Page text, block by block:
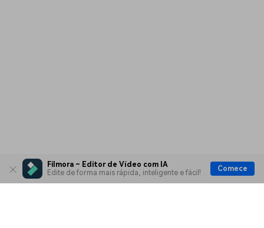
Filmora – Editor de Vídeo com IA
Edite de forma mais rápida, inteligente e fácil!
Comece